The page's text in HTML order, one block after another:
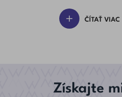
ČÍTAŤ VIAC
Získajte